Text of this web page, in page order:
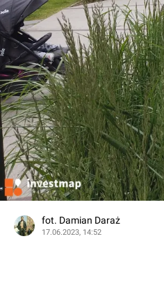
fot. Damian Daraż
17.06.2023, 14:52